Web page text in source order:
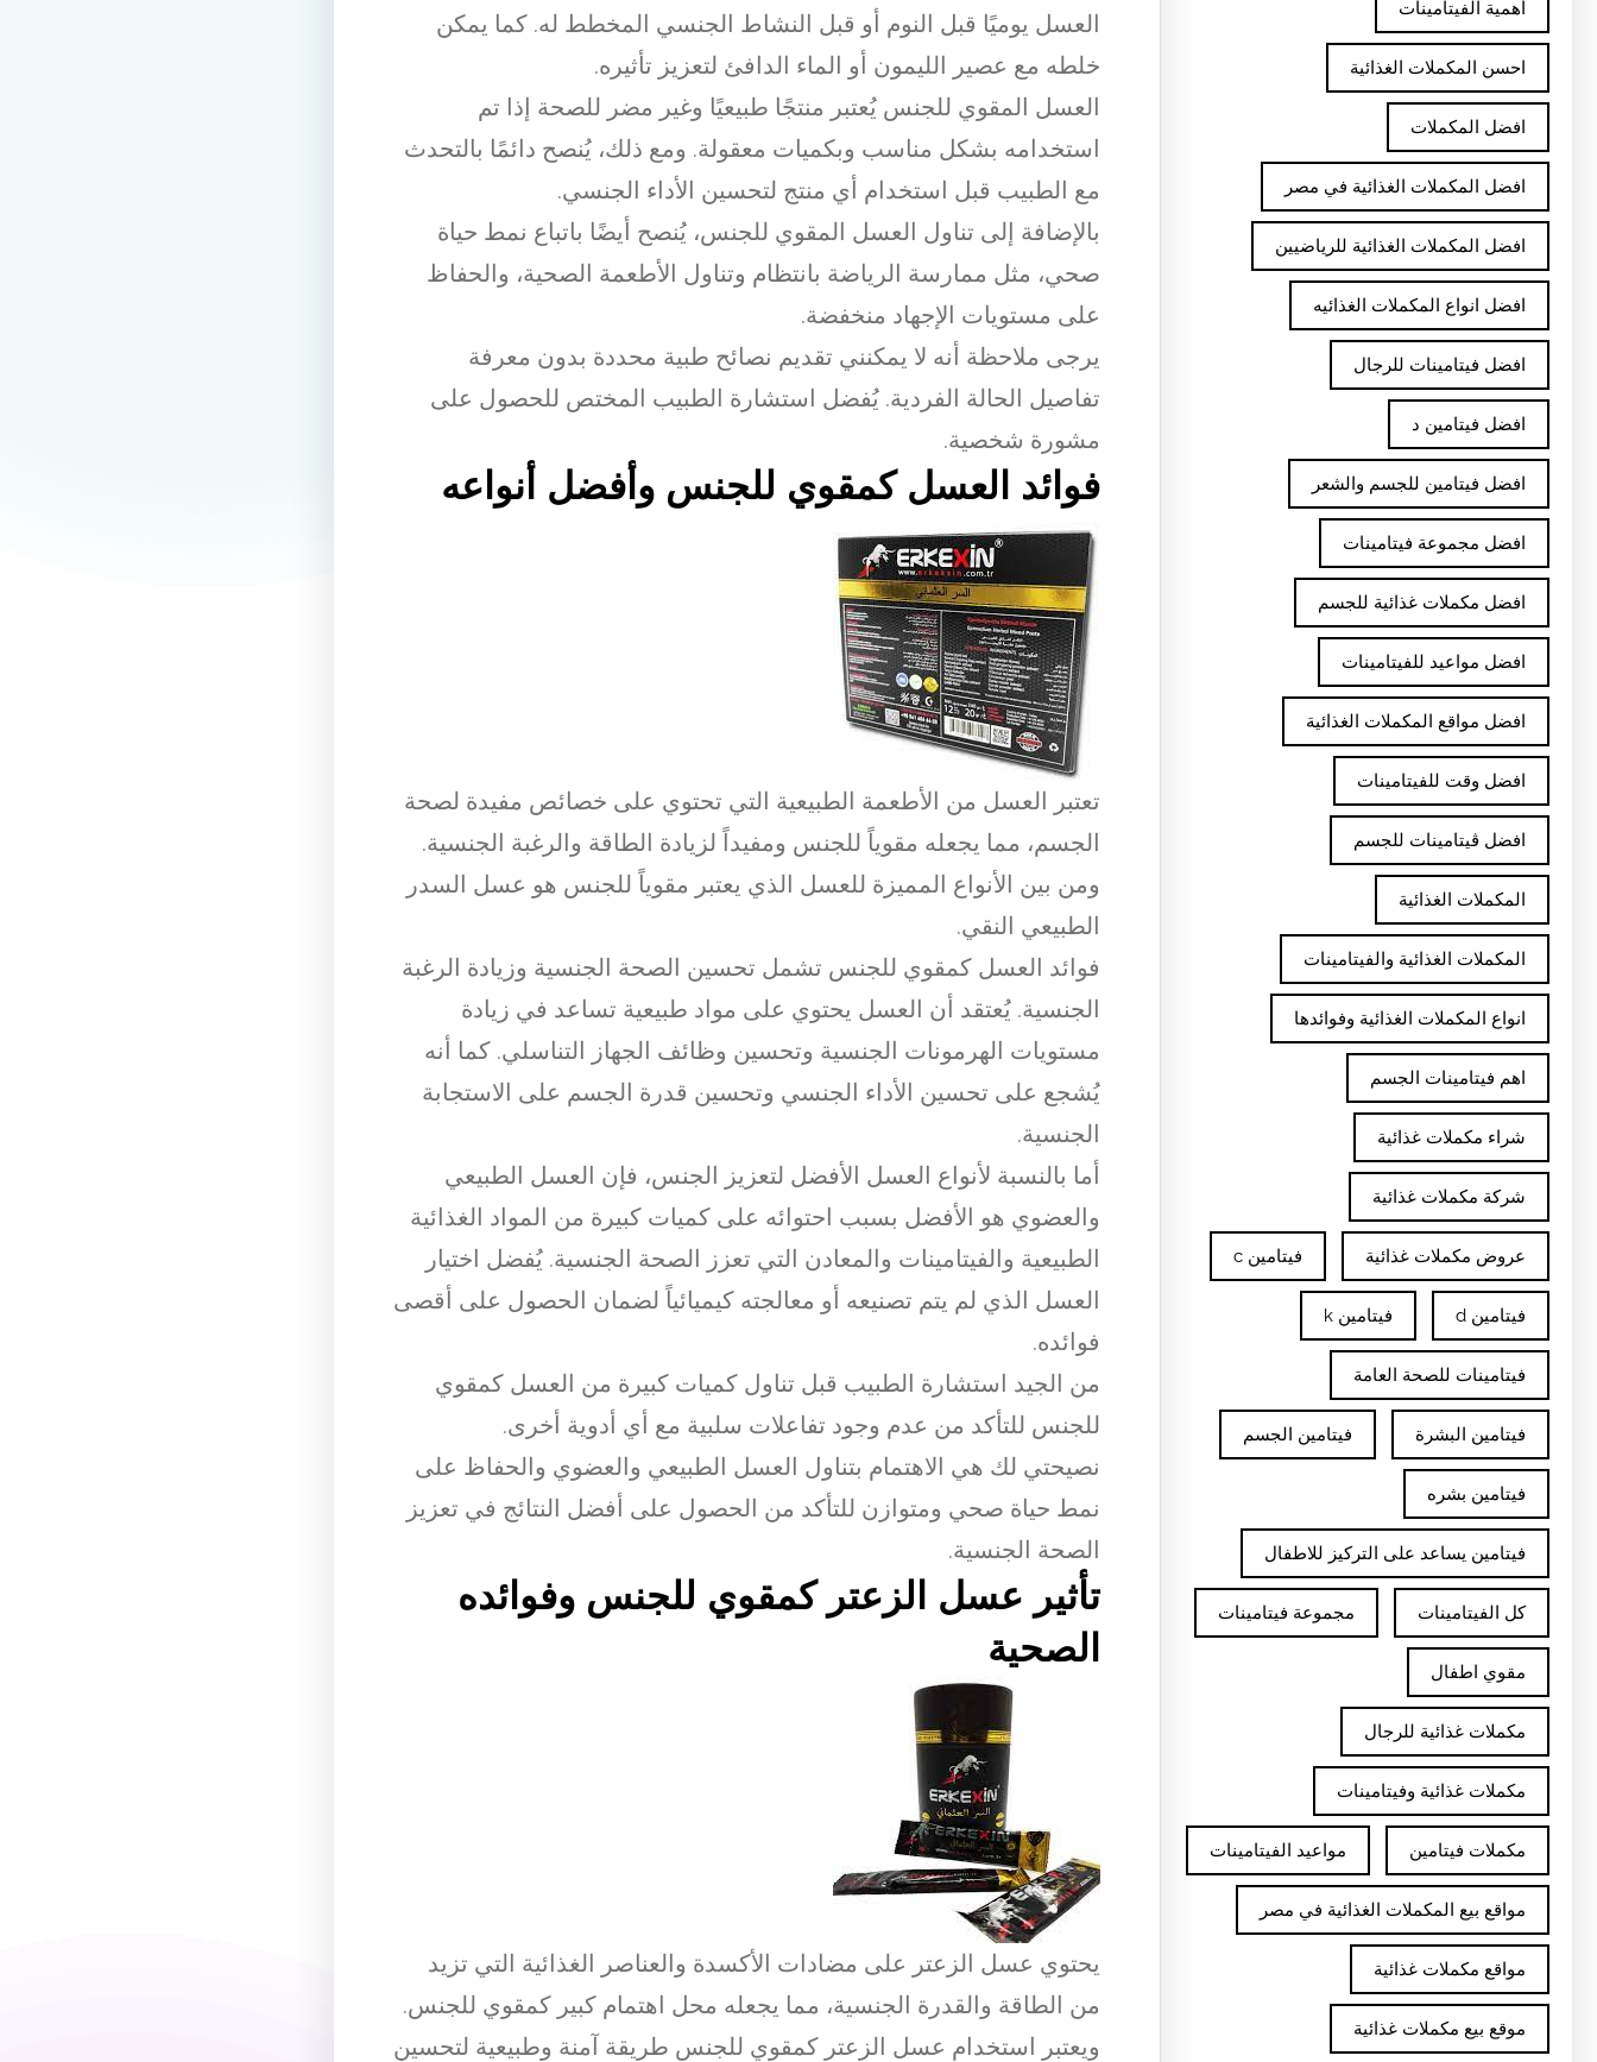
أهمية الفيتامينات
احسن المكملات الغذائية
افضل المكملات
افضل المكملات الغذائية في مصر
افضل المكملات الغذائية للرياضيين
افضل انواع المكملات الغذائيه
افضل فيتامينات للرجال
افضل فيتامين د
افضل فيتامين للجسم والشعر
افضل مجموعة فيتامينات
افضل مكملات غذائية للجسم
افضل مواعيد للفيتامينات
افضل مواقع المكملات الغذائية
افضل وقت للفيتامينات
افضل ڤيتامينات للجسم
المكملات الغذائية
المكملات الغذائية والفيتامينات
انواع المكملات الغذائية وفوائدها
اهم فيتامينات الجسم
شراء مكملات غذائية
شركة مكملات غذائية
عروض مكملات غذائية فيتامين c
فيتامين d فيتامين k
فيتامينات للصحة العامة
فيتامين البشرة فيتامين الجسم
فيتامين بشره
فيتامين يساعد على التركيز للاطفال
كل الفيتامينات مجموعة فيتامينات
مقوي اطفال
مكملات غذائية للرجال
مكملات غذائية وفيتامينات
مكملات فيتامين مواعيد الفيتامينات
مواقع بيع المكملات الغذائية في مصر
مواقع مكملات غذائية
موقع بيع مكملات غذائية
العسل يوميًا قبل النوم أو قبل النشاط الجنسي المخطط له. كما يمكن
خلطه مع عصير الليمون أو الماء الدافئ لتعزيز تأثيره.
العسل المقوي للجنس يُعتبر منتجًا طبيعيًا وغير مضر للصحة إذا تم
استخدامه بشكل مناسب وبكميات معقولة. ومع ذلك، يُنصح دائمًا بالتحدث
مع الطبيب قبل استخدام أي منتج لتحسين الأداء الجنسي.
بالإضافة إلى تناول العسل المقوي للجنس، يُنصح أيضًا باتباع نمط حياة
صحي، مثل ممارسة الرياضة بانتظام وتناول الأطعمة الصحية، والحفاظ
على مستويات الإجهاد منخفضة.
يرجى ملاحظة أنه لا يمكنني تقديم نصائح طبية محددة بدون معرفة
تفاصيل الحالة الفردية. يُفضل استشارة الطبيب المختص للحصول على
مشورة شخصية.
فوائد العسل كمقوي للجنس وأفضل أنواعه
تعتبر العسل من الأطعمة الطبيعية التي تحتوي على خصائص مفيدة لصحة
الجسم، مما يجعله مقوياً للجنس ومفيداً لزيادة الطاقة والرغبة الجنسية.
ومن بين الأنواع المميزة للعسل الذي يعتبر مقوياً للجنس هو عسل السدر
الطبيعي النقي.
فوائد العسل كمقوي للجنس تشمل تحسين الصحة الجنسية وزيادة الرغبة
الجنسية. يُعتقد أن العسل يحتوي على مواد طبيعية تساعد في زيادة
مستويات الهرمونات الجنسية وتحسين وظائف الجهاز التناسلي. كما أنه
يُشجع على تحسين الأداء الجنسي وتحسين قدرة الجسم على الاستجابة
الجنسية.
أما بالنسبة لأنواع العسل الأفضل لتعزيز الجنس، فإن العسل الطبيعي
والعضوي هو الأفضل بسبب احتوائه على كميات كبيرة من المواد الغذائية
الطبيعية والفيتامينات والمعادن التي تعزز الصحة الجنسية. يُفضل اختيار
العسل الذي لم يتم تصنيعه أو معالجته كيميائياً لضمان الحصول على أقصى
فوائده.
من الجيد استشارة الطبيب قبل تناول كميات كبيرة من العسل كمقوي
للجنس للتأكد من عدم وجود تفاعلات سلبية مع أي أدوية أخرى.
نصيحتي لك هي الاهتمام بتناول العسل الطبيعي والعضوي والحفاظ على
نمط حياة صحي ومتوازن للتأكد من الحصول على أفضل النتائج في تعزيز
الصحة الجنسية.
تأثير عسل الزعتر كمقوي للجنس وفوائده
الصحية
يحتوي عسل الزعتر على مضادات الأكسدة والعناصر الغذائية التي تزيد
من الطاقة والقدرة الجنسية، مما يجعله محل اهتمام كبير كمقوي للجنس.
ويعتبر استخدام عسل الزعتر كمقوي للجنس طريقة آمنة وطبيعية لتحسين